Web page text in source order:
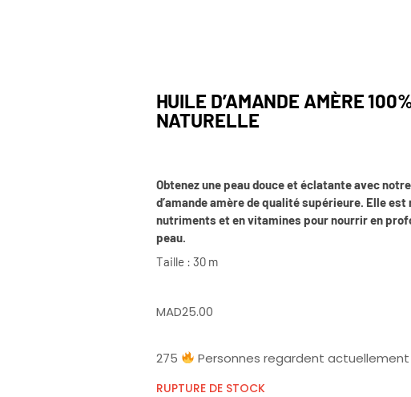
HUILE D’AMANDE AMÈRE
NATURELLE
Obtenez une peau douce et éclatante avec
d’amande amère de qualité supérieure. Elle est
nutriments et en vitamines pour nourrir en
peau.
Taille : 30 m
MAD25.00
275 Personnes regardent
RUPTURE DE STOCK